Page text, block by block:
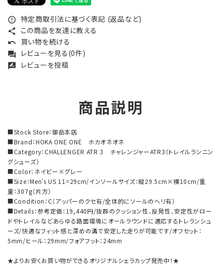
error_outline 特定商取引法に基づく表記 (返品など)
share この商品を友達に教える
undo 買い物を続ける
forum レビューを見る(0件)
rate_review レビューを投稿
商品説明
■Stock Store：御岳本店
■Brand：HOKA ONE ONE ホカオネオネ
■Category：CHALLENGER ATR 3 チャレンジャーATR3（トレイルランニン
グシューズ）
■Color：ネイビー×グレー
■Size：Men's US 11=29cm/インソールサイズ：縦29.5cm×横10cm/重
量：307g（片方）
■Condition：C（アッパーのクセ有/全体的にソールのヘリ有）
■Details：参考定価：19,440円/抜群のクッション性、反発性、安定性がロー
ドやトレイルなどあらゆる路面環境にオールラウンドに適応するトレランシュ
ーズ/快適なフィット感と深めの溝で安定した走りが可能です/オフセット：
5mm/ヒール：29mm/フォアフット：24mm
★よりお安くお買い物ができるオリジナルシェラカップ発売中！★